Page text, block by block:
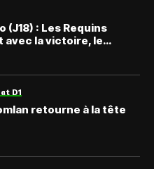
(J18) : Les Requins
avec la victoire, le
D1
retourne à la tête